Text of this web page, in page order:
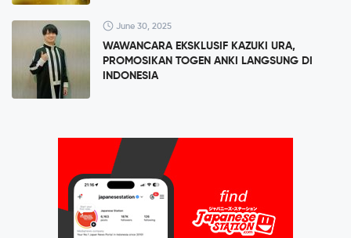
June 30, 2025
WAWANCARA EKSKLUSIF KAZUKI URA,
PROMOSIKAN TOGEN ANKI LANGSUNG DI
INDONESIA